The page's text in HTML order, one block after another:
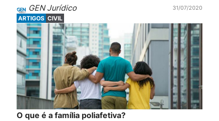
GEN Jurídico
31/07/2020
ARTIGOS CIVIL
O que é a família poliafetiva?